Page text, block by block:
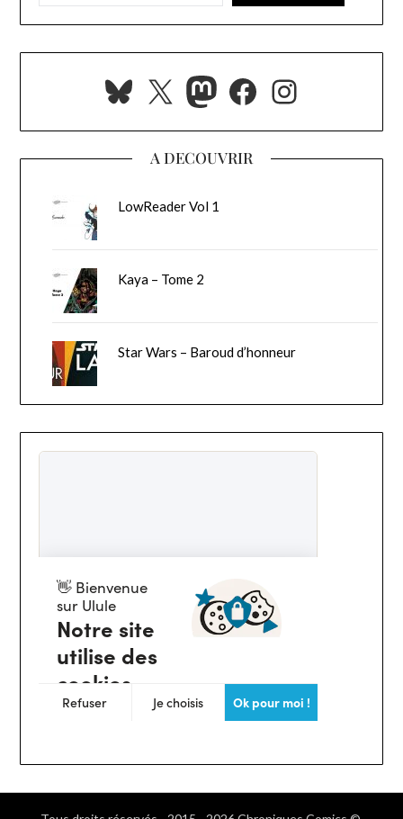
Bluesky
X Mastodon
Facebook
A DECOUVRIR
LowReader Vol 1
Kaya – Tome 2
Star Wars – Baroud d’honneur